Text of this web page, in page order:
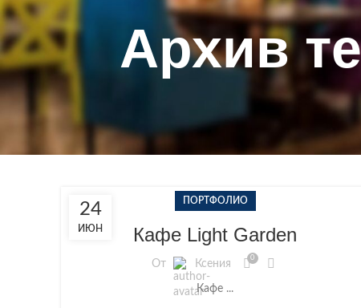
Архив
24
ИЮН
ПОРТФОЛИО
Кафе Light Garden
От Ксения 0
Кафе ...